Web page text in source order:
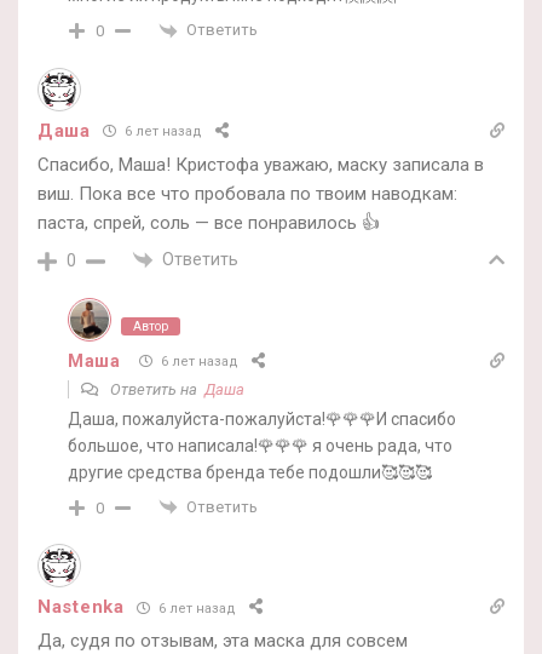
0 Ответить
Даша 6 лет назад
Спасибо, Маша! Кристофа уважаю, маску записала в
виш. Пока все что пробовала по твоим наводкам:
паста, спрей, соль — все понравилось 👍
0 Ответить
Автор
Маша 6 лет назад
Ответить на Даша
Даша, пожалуйста-пожалуйста!🌹🌹🌹И спасибо
большое, что написала!🌹🌹🌹 я очень рада, что
другие средства бренда тебе подошли🥰🥰🥰
0 Ответить
Nastenka 6 лет назад
Да, судя по отзывам, эта маска для совсем